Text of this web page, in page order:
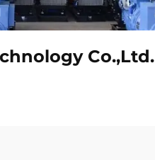
Co.,Ltd.